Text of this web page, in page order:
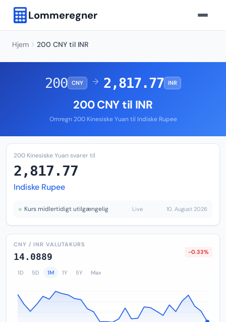
Lommeregner
Hjem 200 CNY til INR
200 CNY → 2,817.77 INR
200 CNY til INR
Omregn 200 Kinesiske Yuan til Indiske Rupee
200 Kinesiske Yuan svarer til
2,817.77
Indiske Rupee
Kurs midlertidigt utilgængelig Live 10. August 2026
CNY / INR VALUTAKURS
14.0889 -0.33%
1D 5D 1M 1Y 5Y Max